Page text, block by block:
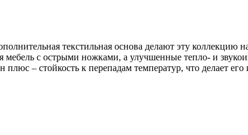
текстильная основа делают эту коллекцию
с острыми ножками, а улучшенные тепло- и
– стойкость к перепадам температур, что делает